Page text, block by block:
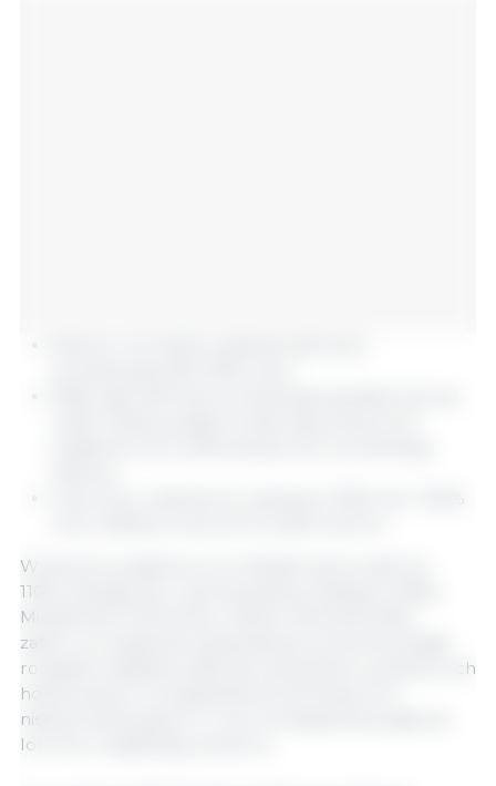
W sierpniu pogłowie loch zbliżyło się do zakresu
110%, plasując go w górnej granicy kategorii żółtej.
Ministerstwo Rolnictwa i Spraw Wsi stwierdziło
zatem, że większość gospodarstw powinna podjąć
rozsądne działania, takie jak opóźnienie wymiany loch
hodowlanych i przyspieszenie eliminacji loch
niskoprodukcyjnych w celu zmniejszenia pogłowia
loch do rozsądnego poziomu.